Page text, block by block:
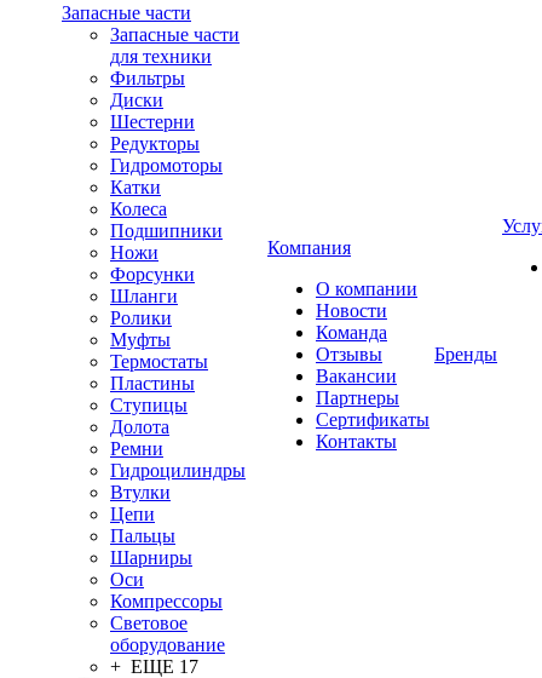
Запасные части
Запасные части
для техники
Фильтры
Диски
Шестерни
Редукторы
Гидромоторы
Катки
Колеса
Подшипники
Ножи
Форсунки
Шланги
Ролики
Муфты
Термостаты
Пластины
Ступицы
Долота
Ремни
Гидроцилиндры
Втулки
Цепи
Пальцы
Шарниры
Оси
Компрессоры
Световое
оборудование
+ ЕЩЕ 17
Компания
О компании
Новости
Команда
Отзывы
Вакансии
Партнеры
Сертификаты
Контакты
Бренды